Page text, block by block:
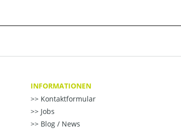
INFORMATIONEN
Kontaktformular
Jobs
Blog / News